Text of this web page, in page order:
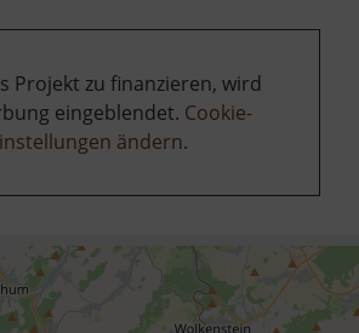
Projekt zu finanzieren, wird
eingeblendet. Cookie-
ändern.